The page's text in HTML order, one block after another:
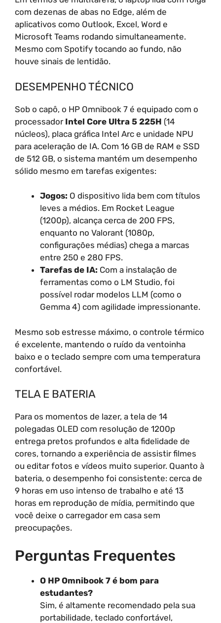
com dezenas de abas no Edge, além de
aplicativos como Outlook, Excel, Word e
Microsoft Teams rodando simultaneamente.
Mesmo com Spotify tocando ao fundo, não
houve sinais de lentidão.
DESEMPENHO TÉCNICO
Sob o capô, o HP Omnibook 7 é equipado com o
processador Intel Core Ultra 5 225H (14
núcleos), placa gráfica Intel Arc e unidade NPU
para aceleração de IA. Com 16 GB de RAM e SSD
de 512 GB, o sistema mantém um desempenho
sólido mesmo em tarefas exigentes:
Jogos: O dispositivo lida bem com títulos
leves a médios. Em Rocket League
(1200p), alcança cerca de 200 FPS,
enquanto no Valorant (1080p,
configurações médias) chega a marcas
entre 250 e 280 FPS.
Tarefas de IA: Com a instalação de
ferramentas como o LM Studio, foi
possível rodar modelos LLM (como o
Gemma 4) com agilidade impressionante.
Mesmo sob estresse máximo, o controle térmico
é excelente, mantendo o ruído da ventoinha
baixo e o teclado sempre com uma temperatura
confortável.
TELA E BATERIA
Para os momentos de lazer, a tela de 14
polegadas OLED com resolução de 1200p
entrega pretos profundos e alta fidelidade de
cores, tornando a experiência de assistir filmes
ou editar fotos e vídeos muito superior. Quanto à
bateria, o desempenho foi consistente: cerca de
9 horas em uso intenso de trabalho e até 13
horas em reprodução de mídia, permitindo que
você deixe o carregador em casa sem
preocupações.
Perguntas Frequentes
O HP Omnibook 7 é bom para
estudantes?
Sim, é altamente recomendado pela sua
portabilidade, teclado confortável,